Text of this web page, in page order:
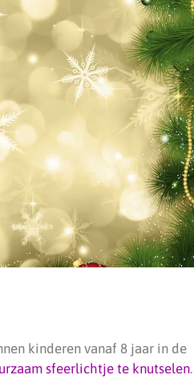
kinderen vanaf 8 jaar in de
sfeerlichtje te knutselen.